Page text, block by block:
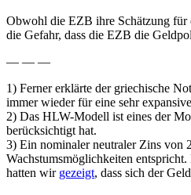
Obwohl die EZB ihre Schätzung für
die Gefahr, dass die EZB die
— — —
1) Ferner erklärte der griechische
immer wieder für eine sehr
2) Das HLW-Modell ist eines der
berücksichtigt hat.
3) Ein nominaler neutraler Zins von
Wachstumsmöglichkeiten
hatten wir gezeigt, dass sich der